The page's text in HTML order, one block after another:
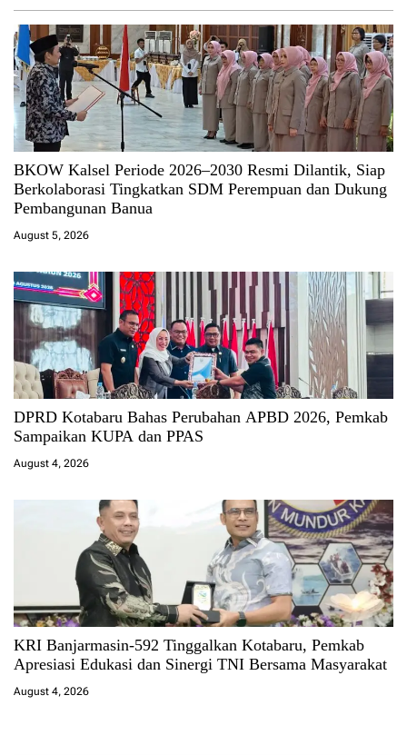
BKOW Kalsel Periode 2026–2030 Resmi Dilantik, Siap
Berkolaborasi Tingkatkan SDM Perempuan dan Dukung
Pembangunan Banua
August 5, 2026
DPRD Kotabaru Bahas Perubahan APBD 2026, Pemkab
Sampaikan KUPA dan PPAS
August 4, 2026
KRI Banjarmasin-592 Tinggalkan Kotabaru, Pemkab
Apresiasi Edukasi dan Sinergi TNI Bersama Masyarakat
August 4, 2026